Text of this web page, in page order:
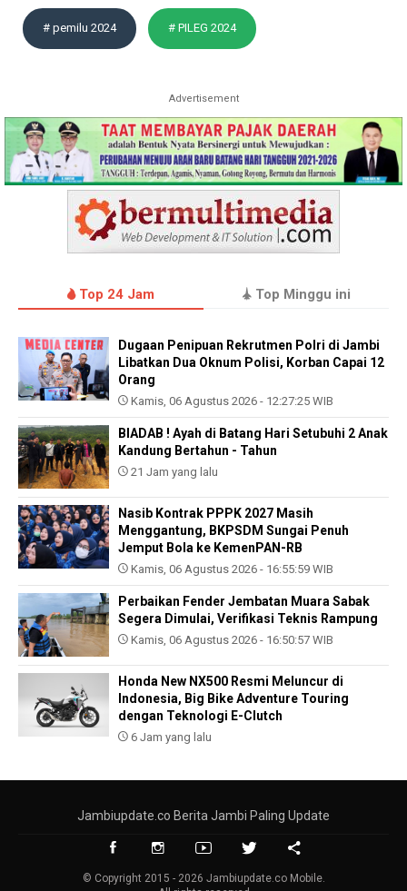
# pemilu 2024 # PILEG 2024
Advertisement
Top 24 Jam Top Minggu ini
Dugaan Penipuan Rekrutmen Polri di Jambi
Libatkan Dua Oknum Polisi, Korban Capai 12
Orang
Kamis, 06 Agustus 2026 - 12:27:25 WIB
BIADAB ! Ayah di Batang Hari Setubuhi 2 Anak
Kandung Bertahun - Tahun
21 Jam yang lalu
Nasib Kontrak PPPK 2027 Masih
Menggantung, BKPSDM Sungai Penuh
Jemput Bola ke KemenPAN-RB
Kamis, 06 Agustus 2026 - 16:55:59 WIB
Perbaikan Fender Jembatan Muara Sabak
Segera Dimulai, Verifikasi Teknis Rampung
Kamis, 06 Agustus 2026 - 16:50:57 WIB
Honda New NX500 Resmi Meluncur di
Indonesia, Big Bike Adventure Touring
dengan Teknologi E-Clutch
6 Jam yang lalu
Jambiupdate.co Berita Jambi Paling Update
© Copyright 2015 - 2026 Jambiupdate.co Mobile.